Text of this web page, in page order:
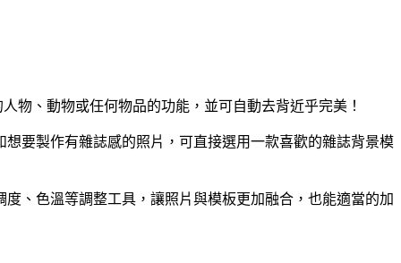
物、動物或任何物品的功能，並可自動去背近乎完美！
要製作有雜誌感的照片，可直接選用一款喜歡的雜誌背景模
、色溫等調整工具，讓照片與模板更加融合，也能適當的加